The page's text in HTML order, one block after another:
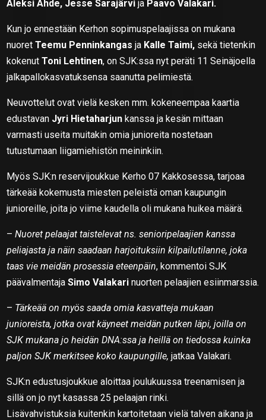
Aleksi Ahde, Jesse Sarajärvi ja Paavo Valakari.
Kun jo ennestään Kerhon sopimuspelaajissa on mukana
nuoretTeemu Penninkangas ja Kalle Taimi, sekä tietenkin
kokenutToni Lehtinen, on SJK:ssa nyt peräti 11 Seinäjoella
jalkapallokasvatuksensa saanutta pelimiestä.
Neuvottelut ovat vielä kesken mm. kokeneempaa kaartia
edustavan Jyri Hietaharjun kanssa ja kesän mittaan
varmasti useita muitakin omia junioreita nostetaan
tutustumaan liigamiehistön meininkiin.
Myös SJK:n reservijoukkue Kerho 07 Kakkosessa, tarjoaa
tärkeää kokemusta miesten peleistä oman kaupungin
junioreille, joita jo viime kaudella oli mukana huikea määrä.
–Nuoret pelaajat taistelevat ns. senioripelaajien kanssa
peliajasta ja näin saadaan harjoituksiin kilpailutilanne, joka
taas vie meidän prosessia eteenpäin, kommentoi SJK
päävalmentajaSimo Valakari nuorten pelaajien esiinmarssia.
– Tärkeää on myös saada omia kasvatteja mukaan
junioreista, jotka ovat käyneet meidän putken läpi, joilla on
SJK mukana jo heidän DNA:ssa ja heillä on tiedossa kuinka
paljon SJK merkitsee koko kaupungille, jatkaa Valakari.
SJK:n edustusjoukkue aloittaa joulukuussa treenamisen ja
sillä on jo nyt kasassa 25 pelaajan rinki.
Lisävahvistuksia kuitenkin kartoitetaan vielä talven aikana ja